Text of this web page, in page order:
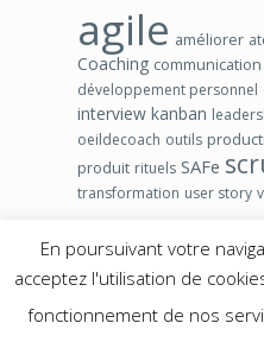
agile améliorer
Coaching communication
développement personnel
interview kanban
oeildecoach outils
produit rituels SAFe
transformation user story
2026 ©Blog Agile Oeil de
En poursuivant votre
acceptez l'utilisation de
fonctionnement de nos